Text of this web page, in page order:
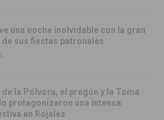
una noche inolvidable con la gran
de sus fiestas patronales
de la Pólvora, el pregón y la Toma
protagonizaron una intensa
en Rojales